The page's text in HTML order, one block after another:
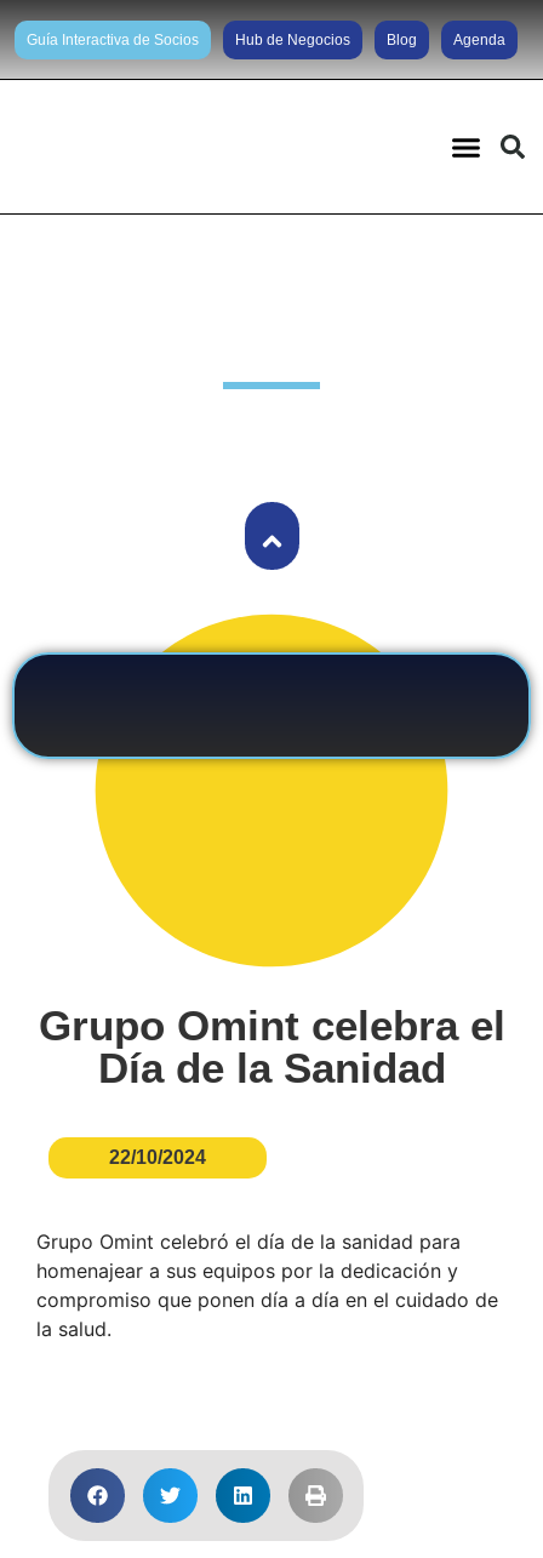
Guía Interactiva de Socios Hub de Negocios Blog Agenda
Grupo Omint celebra el
Día de la Sanidad
22/10/2024
Grupo Omint celebró el día de la sanidad para
homenajear a sus equipos por la dedicación y
compromiso que ponen día a día en el cuidado de
la salud.